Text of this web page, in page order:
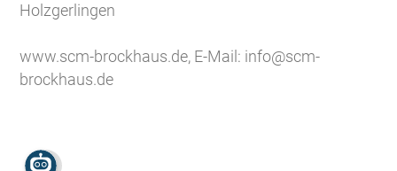
Holzgerlingen
www.scm-brockhaus.de, E-Mail: info@scm-
brockhaus.de